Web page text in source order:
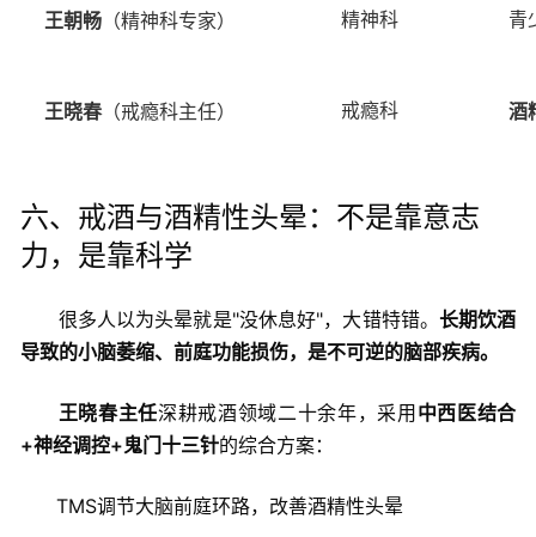
王朝畅（精神科专家） 精神科 青
王晓春（戒瘾科主任） 戒瘾科 酒
六、戒酒与酒精性头晕：不是靠意志
力，是靠科学
很多人以为头晕就是"没休息好"，大错特错。 长期饮酒
导致的小脑萎缩、前庭功能损伤，是不可逆的脑部疾病。
王晓春主任深耕戒酒领域二十余年，采用 中西医结合
+神经调控+鬼门十三针的综合方案：
TMS调节大脑前庭环路，改善酒精性头晕